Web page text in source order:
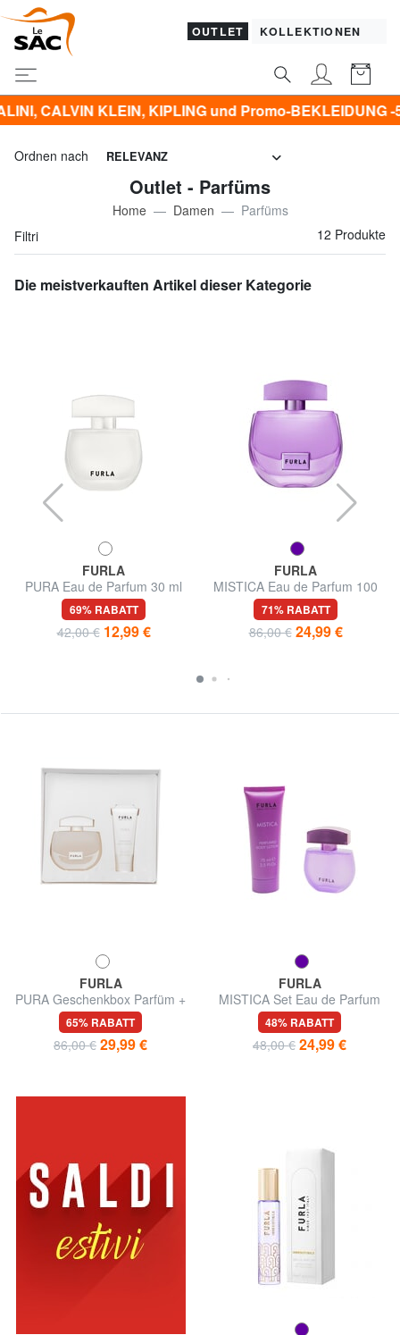
OUTLET KOLLEKTIONEN
KLEIN, KIPLING und Promo-BEKLEIDUNG -50% | -60%
Ordnen nach RELEVANZ
Outlet - Parfüms
Home Damen
Parfüms
Filtri
12 Produkte
Die meistverkauften Artikel dieser Kategorie
FURLA
PURA Eau de Parfum 30 ml
69% RABATT
42,00 € 12,99 €
FURLA
MISTICA Eau de Parfum 100
ml
71% RABATT
86,00 € 24,99 €
FURLA
PURA Geschenkbox Parfüm +
Körperlotion
65% RABATT
86,00 € 29,99 €
FURLA
MISTICA Set Eau de Parfum
30ML, Körpercreme 75 ml
48% RABATT
48,00 € 24,99 €